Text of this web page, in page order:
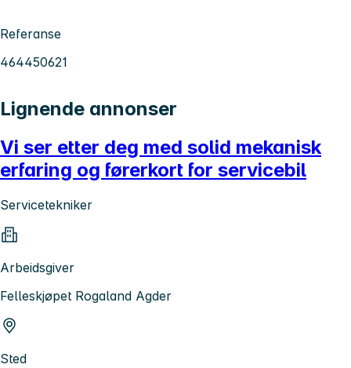
Referanse
464450621
Lignende annonser
Vi ser etter deg med solid mekanisk
erfaring og førerkort for servicebil
Servicetekniker
Arbeidsgiver
Felleskjøpet Rogaland Agder
Sted